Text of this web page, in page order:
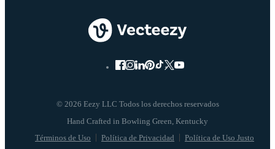
© 2026 Eezy LLC Todos los derechos reservados
Términos de Uso Política de Privacidad Política de Uso Justo